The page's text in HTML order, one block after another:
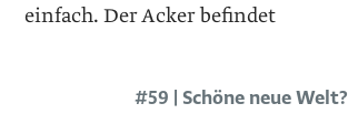
einfach. Der Acker befindet
#59 | Schöne neue Welt?